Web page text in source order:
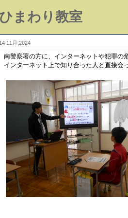
ひまわり教室
14 11月,2024
南警察署の方に、インターネットや犯罪の
インターネット上で知り合った人と直接会